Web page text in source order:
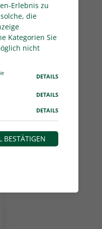
Erlebnis zu
die
Kategorien Sie
nicht
DETAILS
DETAILS
DETAILS
BESTÄTIGEN